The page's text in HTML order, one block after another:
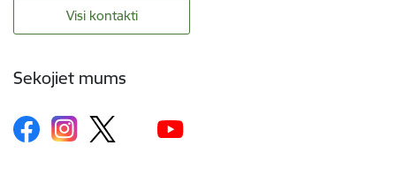
Visi kontakti
Sekojiet mums